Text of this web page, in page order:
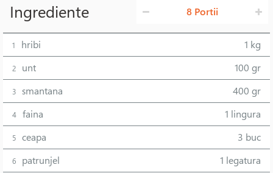
Ingrediente 8 Portii
1 hribi 1 kg
2 unt 100 gr
3 smantana 400 gr
4 faina 1 lingura
5 ceapa 3 buc
6 patrunjel 1 legatura